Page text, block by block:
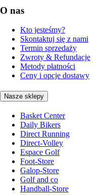
O nas
Kto jesteśmy?
Skontaktuj się z nami
Termin sprzedaży
Zwroty & Refundacje
Metody płatności
Ceny i opcje dostawy
Nasze sklepy
Basket Center
Daily Bikers
Direct Running
Direct-Volley
Espace Golf
Foot-Store
Galop-Store
Golf and co
Handball-Store